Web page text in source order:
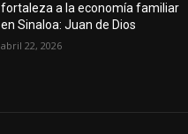
fortaleza a la economía familiar
en Sinaloa: Juan de Dios
abril 22, 2026